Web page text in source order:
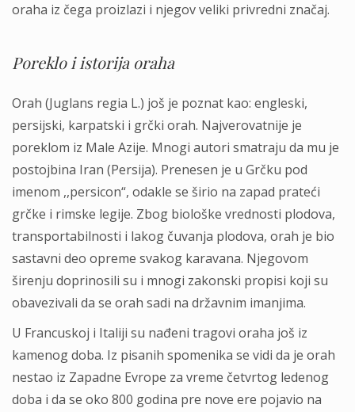
oraha iz čega proizlazi i njegov veliki privredni značaj.
Poreklo i istorija oraha
Orah (Juglans regia L.) još je poznat kao: engleski,
persijski, karpatski i grčki orah. Najverovatnije je
poreklom iz Male Azije. Mnogi autori smatraju da mu je
postojbina Iran (Persija). Prenesen je u Grčku pod
imenom ,,persicon“, odakle se širio na zapad prateći
grčke i rimske legije. Zbog biološke vrednosti plodova,
transportabilnosti i lakog čuvanja plodova, orah je bio
sastavni deo opreme svakog karavana. Njegovom
širenju doprinosili su i mnogi zakonski propisi koji su
obavezivali da se orah sadi na državnim imanjima.
U Francuskoj i Italiji su nađeni tragovi oraha još iz
kamenog doba. Iz pisanih spomenika se vidi da je orah
nestao iz Zapadne Evrope za vreme četvrtog ledenog
doba i da se oko 800 godina pre nove ere pojavio na